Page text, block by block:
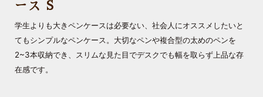
ース S
学生よりも大きペンケースは必要ない、社会人にオススメしたいと
てもシンプルなペンケース。大切なペンや複合型の太めのペンを
2~3本収納でき、スリムな見た目でデスクでも幅を取らず上品な存
在感です。